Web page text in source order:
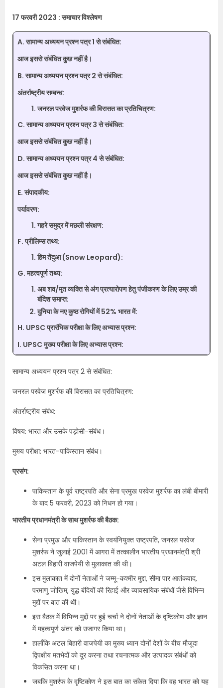
17 फरवरी 2023 : समाचार विश्लेषण
A. सामान्य अध्ययन प्रश्न पत्र 1 से संबंधित:
आज इससे संबंधित कुछ नहीं है।
B. सामान्य अध्ययन प्रश्न पत्र 2 से संबंधित:
अंतर्राष्ट्रीय सम्बन्ध:
जनरल परवेज मुशर्रफ की विरासत का प्रतिचित्रण:
C. सामान्य अध्ययन प्रश्न पत्र 3 से संबंधित:
आज इससे संबंधित कुछ नहीं है।
D. सामान्य अध्ययन प्रश्न पत्र 4 से संबंधित:
आज इससे संबंधित कुछ नहीं है।
E. संपादकीय:
पर्यावरण:
गहरे समुद्र में मछली संरक्षण:
F. प्रीलिम्स तथ्य:
हिम तेंदुआ (Snow Leopard):
G. महत्वपूर्ण तथ्य:
अब शव/मृत व्यक्ति से अंग प्रत्यारोपण हेतु पंजीकरण के लिए उम्र की
बंदिश समाप्त:
दुनिया के नए कुष्ठ रोगियों में 52% भारत में:
H. UPSC प्रारंभिक परीक्षा के लिए अभ्यास प्रश्न:
I. UPSC मुख्य परीक्षा के लिए अभ्यास प्रश्न:
सामान्य अध्ययन प्रश्न पत्र 2 से संबंधित:
जनरल परवेज मुशर्रफ की विरासत का प्रतिचित्रण:
अंतर्राष्ट्रीय संबंध:
विषय: भारत और उसके पड़ोसी-संबंध।
मुख्य परीक्षा: भारत-पाकिस्तान संबंध।
प्रसंग:
पाकिस्तान के पूर्व राष्ट्रपति और सेना प्रमुख परवेज मुशर्रफ का लंबी बीमारी
के बाद 5 फरवरी, 2023 को निधन हो गया।
भारतीय प्रधानमंत्री के साथ मुशर्रफ की बैठक:
सेना प्रमुख और पाकिस्तान के स्वयंनियुक्त राष्ट्रपति, जनरल परवेज
मुशर्रफ ने जुलाई 2001 में आगरा में तत्कालीन भारतीय प्रधानमंत्री श्री
अटल बिहारी वाजपेयी से मुलाकात की थी।
इस मुलाकात में दोनों नेताओं ने जम्मू-कश्मीर मुद्दा, सीमा पार आतंकवाद,
परमाणु जोखिम, युद्ध बंदियों की रिहाई और व्यावसायिक संबंधों जैसे विभिन्न
मुद्दों पर बात की थी।
इस बैठक में विभिन्न मुद्दों पर हुई चर्चा ने दोनों नेताओं के दृष्टिकोण और ज्ञान
में महत्वपूर्ण अंतर को उजागर किया था।
हालाँकि अटल बिहारी वाजपेयी का मुख्य ध्यान दोनों देशों के बीच मौजूदा
द्विपक्षीय मतभेदों को दूर करना तथा रचनात्मक और उत्पादक संबंधों को
विकसित करना था।
जबकि मुशर्रफ के दृष्टिकोण ने इस बात का संकेत दिया कि वह भारत को यह